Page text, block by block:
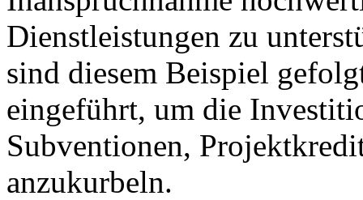
Dienstleistungen zu
sind diesem Beispiel
eingeführt, um die
Subventionen,
anzukurbeln.